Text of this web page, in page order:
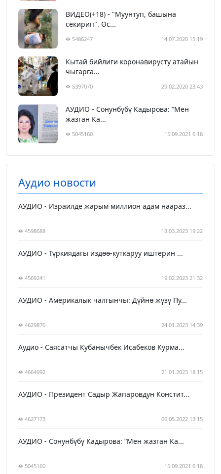
ВИДЕО(+18) - "Муунтуп, башына
секирип". Өс...
5486247 14.07.2020 15:19
Кытай бийлиги коронавирусту атайын
чыгарга...
5397070 29.02.2020 23:43
АУДИО - Сонунбүбү Кадырова: “Мен
жазган Ка...
5045160 15.09.2021 6:18
Аудио новости
АУДИО - Израилде жарым миллион адам наараз...
4598688 13.03.2023 19:22
АУДИО - Түркиядагы издөө-куткаруу иштерин ...
4569241 19.02.2023 21:32
АУДИО - Америкалык чалгынчы: Дүйнө жүзү Пу...
4629870 24.01.2023 14:39
Аудио - Саясатчы Кубанычбек Исабеков Курма...
4664992 21.01.2023 18:15
АУДИО - Президент Садыр Жапаровдун Констит...
4627173 06.05.2022 13:15
АУДИО - Сонунбүбү Кадырова: “Мен жазган Ка...
5045160 15.09.2021 6:18